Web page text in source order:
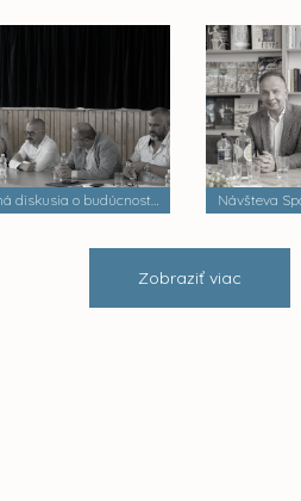
Verejná diskusia o budúcnosti mestských častí
Zobraziť viac